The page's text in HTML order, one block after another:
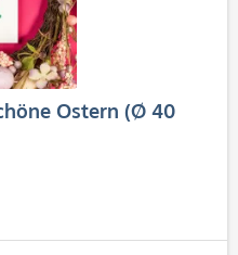
Ostern (Ø 40